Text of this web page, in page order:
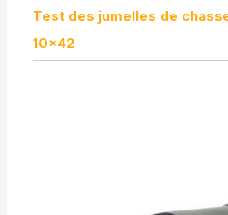
Test des jumelles de
10×42